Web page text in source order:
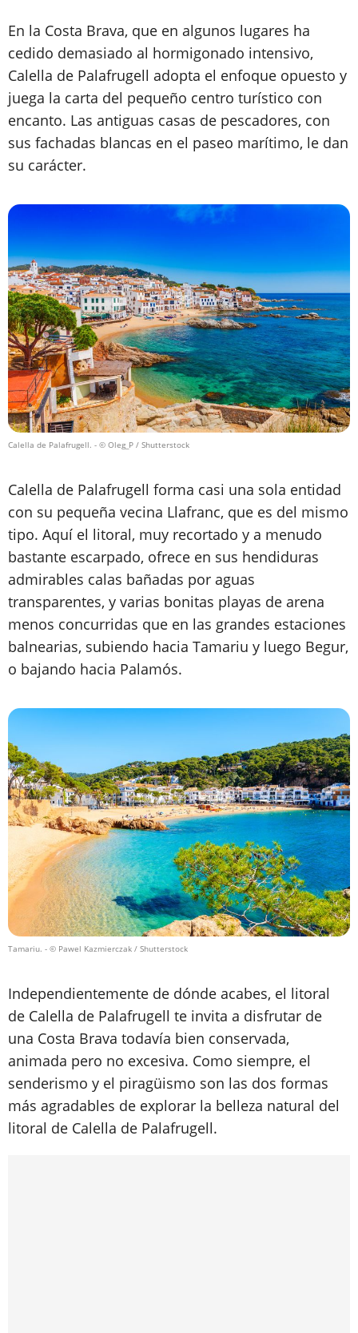
En la Costa Brava, que en algunos lugares ha
cedido demasiado al hormigonado intensivo,
Calella de Palafrugell adopta el enfoque opuesto y
juega la carta del pequeño centro turístico con
encanto. Las antiguas casas de pescadores, con
sus fachadas blancas en el paseo marítimo, le dan
su carácter.
Calella de Palafrugell. - © Oleg_P / Shutterstock
Calella de Palafrugell forma casi una sola entidad
con su pequeña vecina Llafranc, que es del mismo
tipo. Aquí el litoral, muy recortado y a menudo
bastante escarpado, ofrece en sus hendiduras
admirables calas bañadas por aguas
transparentes, y varias bonitas playas de arena
menos concurridas que en las grandes estaciones
balnearias, subiendo hacia Tamariu y luego Begur,
o bajando hacia Palamós.
Tamariu. - © Pawel Kazmierczak / Shutterstock
Independientemente de dónde acabes, el litoral
de Calella de Palafrugell te invita a disfrutar de
una Costa Brava todavía bien conservada,
animada pero no excesiva. Como siempre, el
senderismo y el piragüismo son las dos formas
más agradables de explorar la belleza natural del
litoral de Calella de Palafrugell.